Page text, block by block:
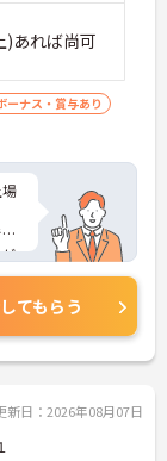
)あれば尚可
ーナス・賞与あり
てもらう
新日：2026年08月07日